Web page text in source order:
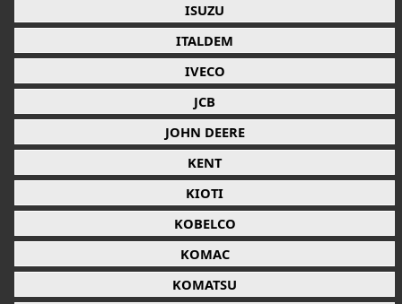
ISUZU
ITALDEM
IVECO
JCB
JOHN DEERE
KENT
KIOTI
KOBELCO
KOMAC
KOMATSU